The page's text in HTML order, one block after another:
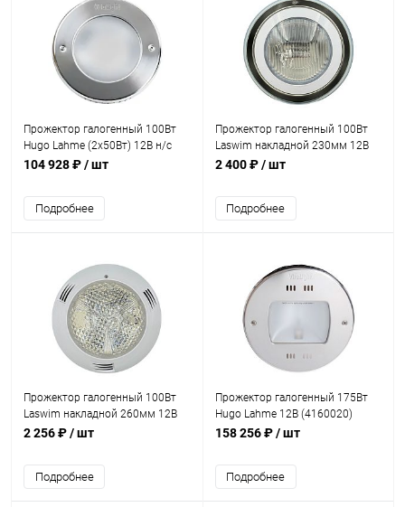
Прожектор галогенный 100Вт
Hugo Lahme (2х50Вт) 12В н/с
(4140220)
104 928 ₽/ шт
Подробнее
Прожектор галогенный 100Вт
Laswim накладной 230мм 12В
оправа н/с (плитка) (WL-BPE100)
2 400 ₽/ шт
Подробнее
Прожектор галогенный 100Вт
Laswim накладной 260мм 12В
оправа ABS (плитка) (WL-
2 256 ₽/ шт
Подробнее
Прожектор галогенный 175Вт
Hugo Lahme 12В (4160020)
158 256 ₽/ шт
Подробнее